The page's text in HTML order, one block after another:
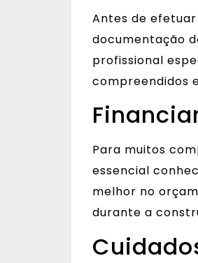
Antes de
documentação
profissional
compreendidos
Para muitos
essencial
melhor no
durante a